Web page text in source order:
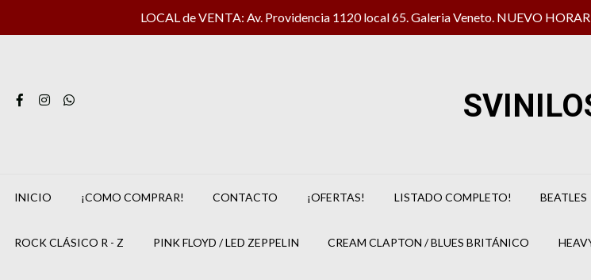
LOCAL de VENTA: Av. Providencia 1120 local 65. Galeria Veneto. NUEVO
INICIO ¡COMO COMPRAR! CONTACTO ¡OFERTAS! LISTADO COMPLETO! BEATLES
ROCK CLÁSICO R - Z PINK FLOYD / LED ZEPPELIN CREAM CLAPTON / BLUES BRITÁNICO